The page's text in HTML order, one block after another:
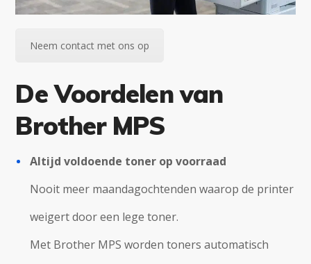
Neem contact met ons op
De Voordelen van
Brother MPS
Altijd voldoende toner op voorraad
Nooit meer maandagochtenden waarop de printer
weigert door een lege toner.
Met Brother MPS worden toners automatisch